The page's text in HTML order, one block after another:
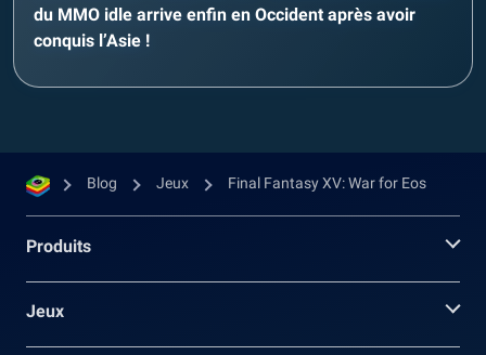
du MMO idle arrive enfin en Occident après avoir
conquis l’Asie !
Blog Jeux Final Fantasy XV: War for Eos
Produits
Jeux